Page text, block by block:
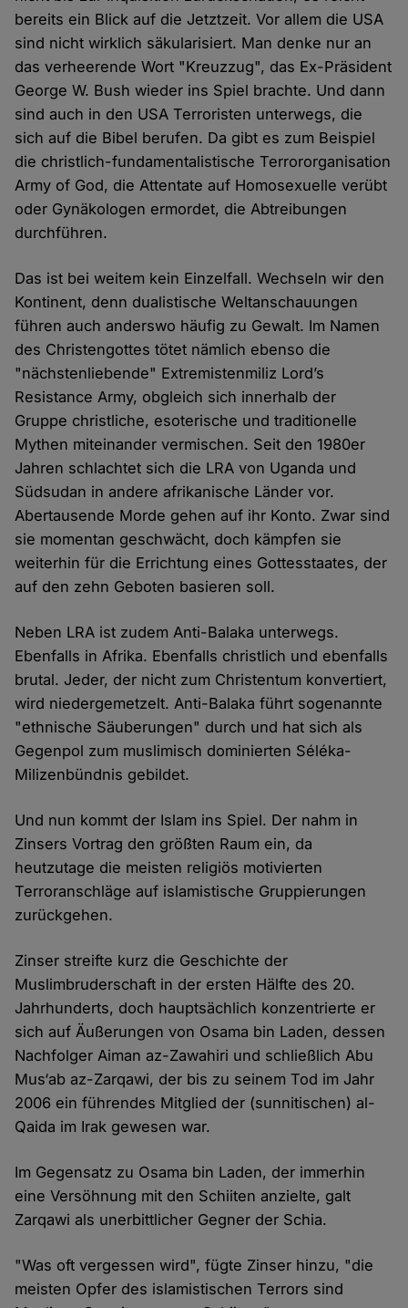
bereits ein Blick auf die Jetztzeit. Vor allem die USA
sind nicht wirklich säkularisiert. Man denke nur an
das verheerende Wort "Kreuzzug", das Ex-Präsident
George W. Bush wieder ins Spiel brachte. Und dann
sind auch in den USA Terroristen unterwegs, die
sich auf die Bibel berufen. Da gibt es zum Beispiel
die christlich-fundamentalistische Terrororganisation
Army of God, die Attentate auf Homosexuelle verübt
oder Gynäkologen ermordet, die Abtreibungen
durchführen.
Das ist bei weitem kein Einzelfall. Wechseln wir den
Kontinent, denn dualistische Weltanschauungen
führen auch anderswo häufig zu Gewalt. Im Namen
des Christengottes tötet nämlich ebenso die
"nächstenliebende" Extremistenmiliz Lord’s
Resistance Army, obgleich sich innerhalb der
Gruppe christliche, esoterische und traditionelle
Mythen miteinander vermischen. Seit den 1980er
Jahren schlachtet sich die LRA von Uganda und
Südsudan in andere afrikanische Länder vor.
Abertausende Morde gehen auf ihr Konto. Zwar sind
sie momentan geschwächt, doch kämpfen sie
weiterhin für die Errichtung eines Gottesstaates, der
auf den zehn Geboten basieren soll.
Neben LRA ist zudem Anti-Balaka unterwegs.
Ebenfalls in Afrika. Ebenfalls christlich und ebenfalls
brutal. Jeder, der nicht zum Christentum konvertiert,
wird niedergemetzelt. Anti-Balaka führt sogenannte
"ethnische Säuberungen" durch und hat sich als
Gegenpol zum muslimisch dominierten Séléka-
Milizenbündnis gebildet.
Und nun kommt der Islam ins Spiel. Der nahm in
Zinsers Vortrag den größten Raum ein, da
heutzutage die meisten religiös motivierten
Terroranschläge auf islamistische Gruppierungen
zurückgehen.
Zinser streifte kurz die Geschichte der
Muslimbruderschaft in der ersten Hälfte des 20.
Jahrhunderts, doch hauptsächlich konzentrierte er
sich auf Äußerungen von Osama bin Laden, dessen
Nachfolger Aiman az-Zawahiri und schließlich Abu
Mus‘ab az-Zarqawi, der bis zu seinem Tod im Jahr
2006 ein führendes Mitglied der (sunnitischen) al-
Qaida im Irak gewesen war.
Im Gegensatz zu Osama bin Laden, der immerhin
eine Versöhnung mit den Schiiten anzielte, galt
Zarqawi als unerbittlicher Gegner der Schia.
"Was oft vergessen wird", fügte Zinser hinzu, "die
meisten Opfer des islamistischen Terrors sind